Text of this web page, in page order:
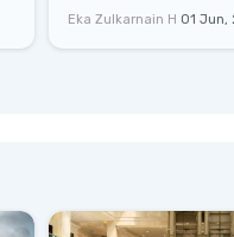
Dengan Komunitas
Eka Zulkarnain H 01 Jun,